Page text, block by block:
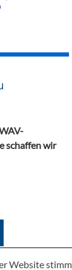
schaffen wir
Website